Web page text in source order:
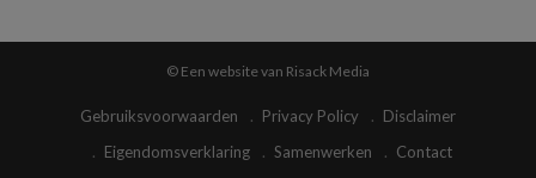
© Een website van Risack Media
Gebruiksvoorwaarden Privacy Policy
Disclaimer
Eigendomsverklaring
Samenwerken Contact